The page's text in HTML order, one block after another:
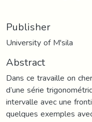
Publisher
University of M'sila
Abstract
Dans ce travaille on
d’une série
intervalle avec une
quelques exemples